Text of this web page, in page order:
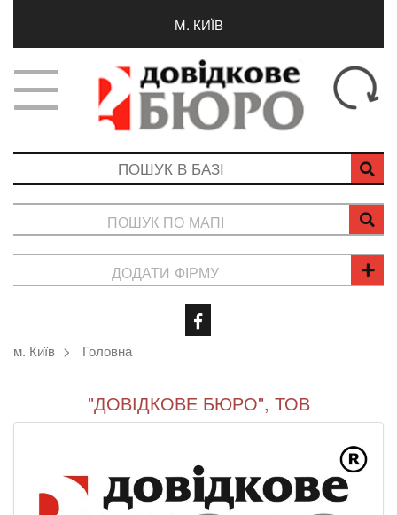
М. КИЇВ
ПОШУК ПО МАПІ
ДОДАТИ ФІРМУ
м. Київ Головна
"ДОВІДКОВЕ БЮРО", ТОВ